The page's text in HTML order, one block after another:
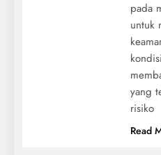
pada
untuk
yang
risiko
Read